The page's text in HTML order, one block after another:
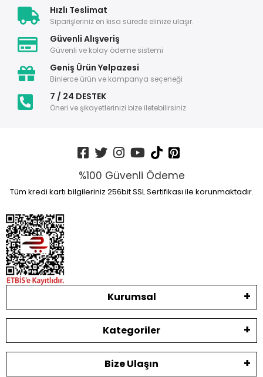
Hızlı Teslimat
Siparişleriniz en kısa sürede elinize ulaşır.
Güvenli Alışveriş
Güvenli ve kolay ödeme sistemi
Geniş Ürün Yelpazesi
Binlerce ürün ve kampanya seçeneği
7 / 24 DESTEK
Öneri ve şikayetlerinizi bize iletebilirsiniz.
%100 Güvenli Ödeme
Tüm kredi kartı bilgileriniz 256bit SSL Sertifikası ile korunmaktadır.
Kurumsal
Kategoriler
Bize Ulaşın